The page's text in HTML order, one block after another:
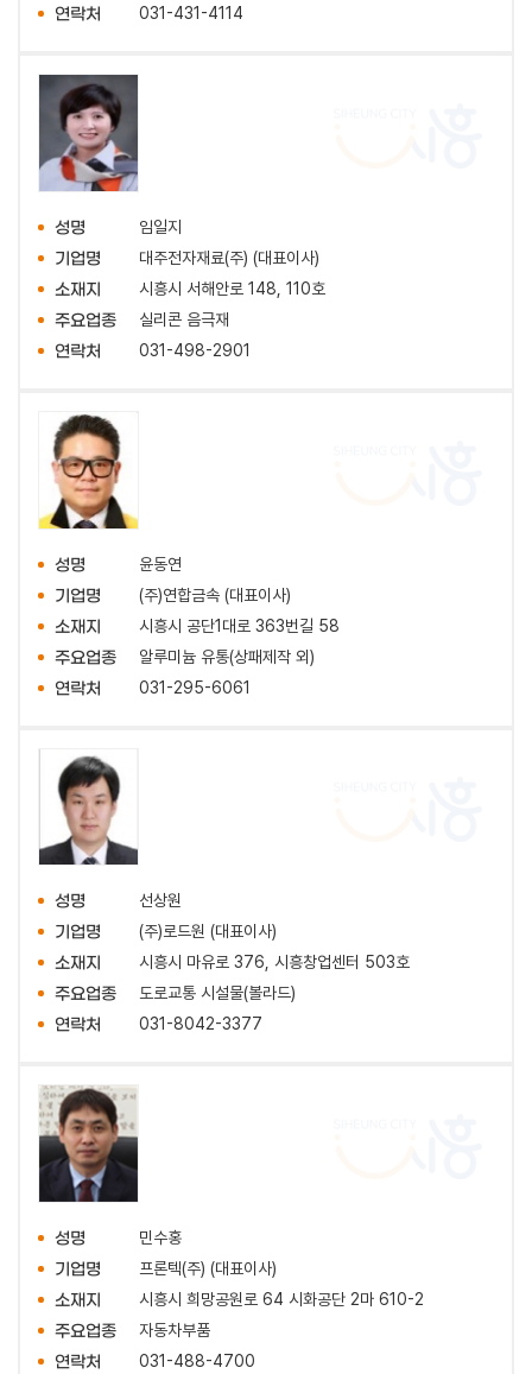
연락처 031-431-4114
성명 임일지
기업명 대주전자재료(주) (대표이사)
소재지 시흥시 서해안로 148, 110호
주요업종 실리콘 음극재
연락처 031-498-2901
성명 윤동연
기업명 (주)연합금속 (대표이사)
소재지 시흥시 공단1대로 363번길 58
주요업종 알루미늄 유통(상패제작 외)
연락처 031-295-6061
성명 선상원
기업명 (주)로드원 (대표이사)
소재지 시흥시 마유로 376, 시흥창업센터 503호
주요업종 도로교통 시설물(볼라드)
연락처 031-8042-3377
성명 민수홍
기업명 프론텍(주) (대표이사)
소재지 시흥시 희망공원로 64 시화공단 2마 610-2
주요업종 자동차부품
연락처 031-488-4700